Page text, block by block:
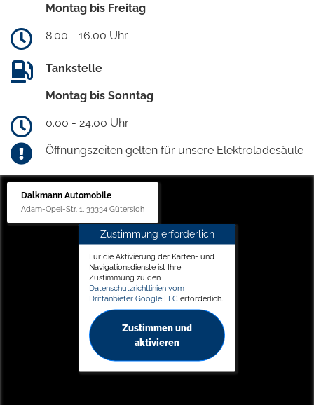
Montag bis Freitag
8.00 - 16.00 Uhr
Tankstelle
Montag bis Sonntag
0.00 - 24.00 Uhr
Öffnungszeiten gelten für unsere Elektroladesäule
Dalkmann Automobile
Adam-Opel-Str. 1, 33334 Gütersloh
Zustimmung erforderlich
Für die Aktivierung der Karten- und
Navigationsdienste ist Ihre
Zustimmung zu den
Datenschutzrichtlinien vom
Drittanbieter Google LLC erforderlich.
Zustimmen und
aktivieren